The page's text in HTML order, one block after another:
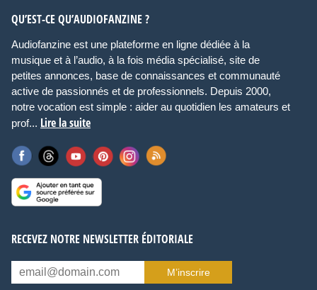
QU’EST-CE QU’AUDIOFANZINE ?
Audiofanzine est une plateforme en ligne dédiée à la
musique et à l’audio, à la fois média spécialisé, site de
petites annonces, base de connaissances et communauté
active de passionnés et de professionnels. Depuis 2000,
notre vocation est simple : aider au quotidien les amateurs et
prof... Lire la suite
RECEVEZ NOTRE NEWSLETTER ÉDITORIALE
M’inscrire